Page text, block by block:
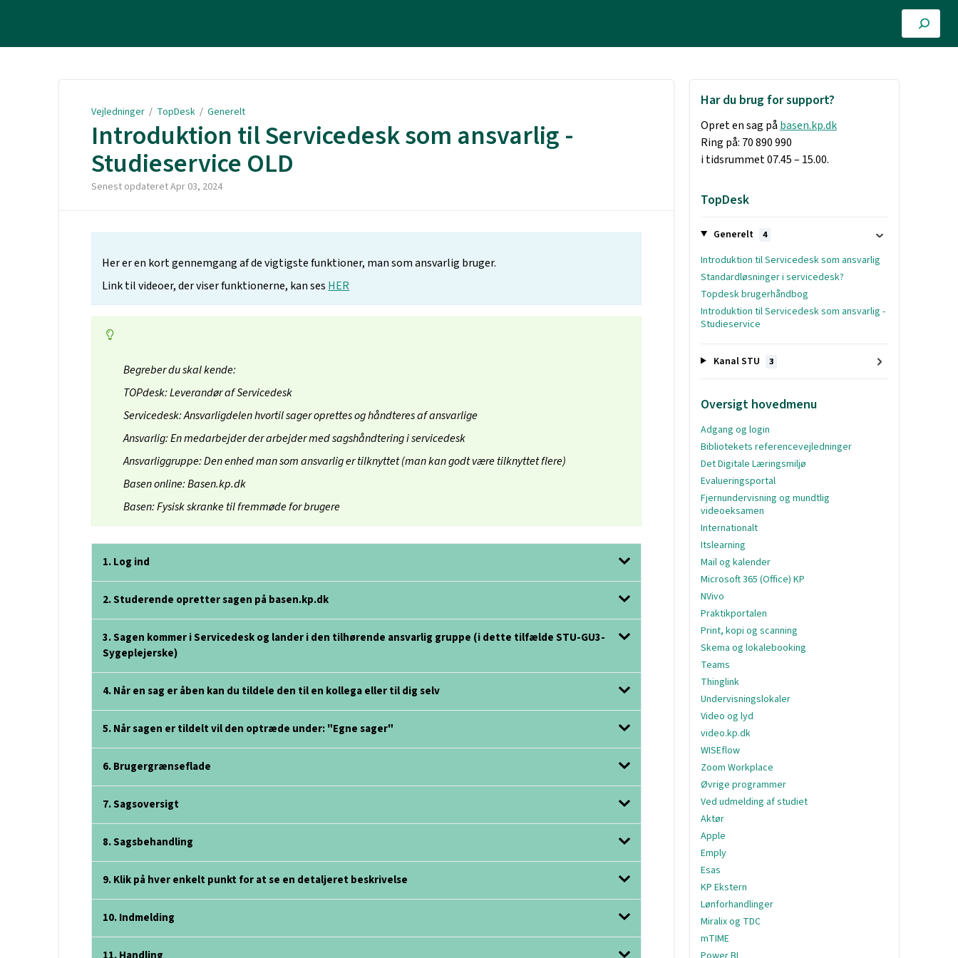
Vejledninger / TopDesk / Generelt
Introduktion til Servicedesk som ansvarlig -
Studieservice OLD
Senest opdateretApr 03, 2024
Her er en kort gennemgang af de vigtigste funktioner, man som ansvarlig bruger.
Link til videoer, der viser funktionerne, kan ses HER
Begreber du skal kende:
TOPdesk: Leverandør af Servicedesk
Servicedesk: Ansvarligdelen hvortil sager oprettes og håndteres af ansvarlige
Ansvarlig: En medarbejder der arbejder med sagshåndtering i servicedesk
Ansvarliggruppe: Den enhed man som ansvarlig er tilknyttet (man kan godt være tilknyttet flere)
Basen online: Basen.kp.dk
Basen: Fysisk skranke til fremmøde for brugere
1. Log ind
2. Studerende opretter sagen på basen.kp.dk
3. Sagen kommer i Servicedesk og lander i den tilhørende ansvarlig gruppe (i dette tilfælde STU-GU3-
Sygeplejerske)
4. Når en sag er åben kan du tildele den til en kollega eller til dig selv
5. Når sagen er tildelt vil den optræde under: "Egne sager"
6. Brugergrænseflade
7. Sagsoversigt
8. Sagsbehandling
9. Klik på hver enkelt punkt for at se en detaljeret beskrivelse
10. Indmelding
Har du brug for support?
Opret en sag på basen.kp.dk
Ring på: 70 890 990
i tidsrummet 07.45 – 15.00.
TopDesk
Generelt 4
Introduktion til Servicedesk som ansvarlig
Standardløsninger i servicedesk?
Topdesk brugerhåndbog
Introduktion til Servicedesk som ansvarlig -
Studieservice
Kanal STU 3
Oversigt hovedmenu
Adgang og login
Bibliotekets referencevejledninger
Det Digitale Læringsmiljø
Evalueringsportal
Fjernundervisning og mundtlig
videoeksamen
Internationalt
Itslearning
Mail og kalender
Microsoft 365 (Office) KP
NVivo
Praktikportalen
Print, kopi og scanning
Skema og lokalebooking
Teams
Thinglink
Undervisningslokaler
Video og lyd
video.kp.dk
WISEflow
Zoom Workplace
Øvrige programmer
Ved udmelding af studiet
Aktør
Apple
Emply
Esas
KP Ekstern
Lønforhandlinger
Miralix og TDC
mTIME